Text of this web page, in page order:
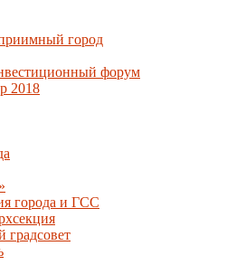
город
форум
2018
города и ГСС